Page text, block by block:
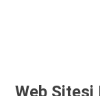
Web Sitesi